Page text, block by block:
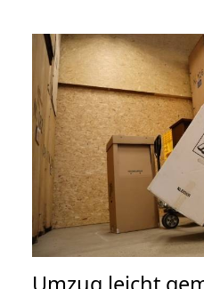
Umzug leicht